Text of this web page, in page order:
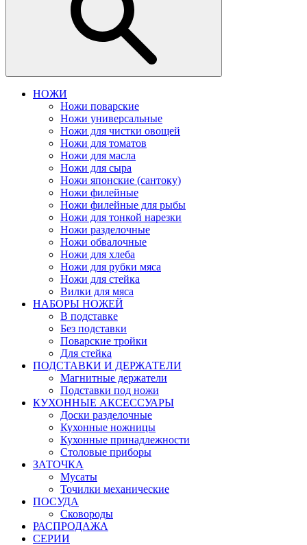
НОЖИ
Ножи поварские
Ножи универсальные
Ножи для чистки овощей
Ножи для томатов
Ножи для масла
Ножи для сыра
Ножи японские (сантоку)
Ножи филейные
Ножи филейные для рыбы
Ножи для тонкой нарезки
Ножи разделочные
Ножи обвалочные
Ножи для хлеба
Ножи для рубки мяса
Ножи для стейка
Вилки для мяса
НАБОРЫ НОЖЕЙ
В подставке
Без подставки
Поварские тройки
Для стейка
ПОДСТАВКИ И ДЕРЖАТЕЛИ
Магнитные держатели
Подставки под ножи
КУХОННЫЕ АКСЕССУАРЫ
Доски разделочные
Кухонные ножницы
Кухонные принадлежности
Столовые приборы
ЗАТОЧКА
Мусаты
Точилки механические
ПОСУДА
Сковороды
РАСПРОДАЖА
СЕРИИ